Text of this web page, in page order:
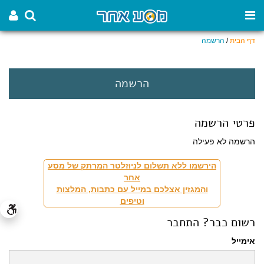
דף הבית/ הרשמה
הרשמה
פרטי הרשמה
הרשמה לא פעילה
הירשמו ללא תשלום לניוזלטר המרתק של מסע
אחר
והמגזין אצלכם במייל עם כתבות, המלצות
וטיפים
רשום כבר? התחבר
אימייל